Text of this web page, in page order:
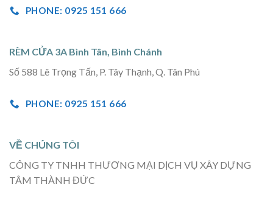
PHONE: 0925 151 666
RÈM CỬA 3A Bình Tân, Bình Chánh
Số 588 Lê Trọng Tấn, P. Tây Thạnh, Q. Tân Phú
PHONE: 0925 151 666
VỀ CHÚNG TÔI
CÔNG TY TNHH THƯƠNG MẠI DỊCH VỤ XÂY DỰNG
TÂM THÀNH ĐỨC